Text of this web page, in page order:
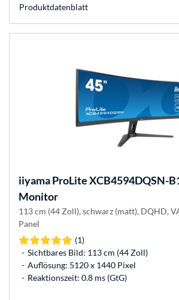
Produkt­datenblatt
iiyamaProLite XCB4594DQSN-
Monitor
113 cm (44 Zoll), schwarz (matt), DQHD,
Panel
(1)
Sichtbares Bild: 113 cm (44 Zoll)
Auflösung: 5120 x 1440 Pixel
Reaktionszeit: 0.8 ms (GtG)